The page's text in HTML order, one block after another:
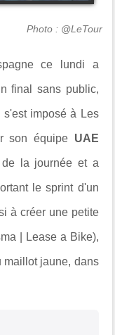
Photo : @LeTour
ce lundi a
final sans public,
s'est imposé à Les
son équipe UAE
la journée et a
le sprint d'un
à créer une petite
| Lease a Bike),
maillot jaune, dans